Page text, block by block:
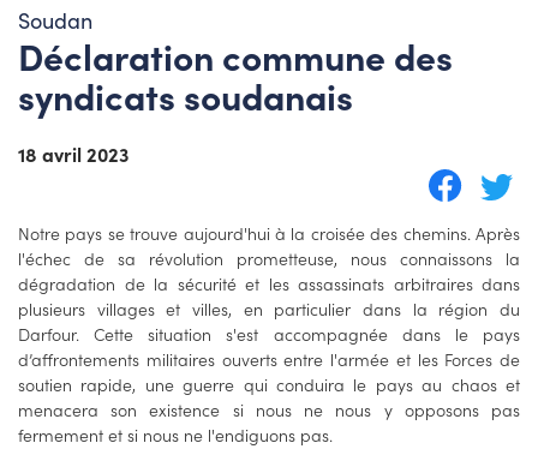
Soudan
Déclaration commune des
syndicats soudanais
18 avril 2023
Notre pays se trouve aujourd'hui à la croisée des chemins. Après
l'échec de sa révolution prometteuse, nous connaissons la
dégradation de la sécurité et les assassinats arbitraires dans
plusieurs villages et villes, en particulier dans la région du
Darfour. Cette situation s'est accompagnée dans le pays
d’affrontements militaires ouverts entre l'armée et les Forces de
soutien rapide, une guerre qui conduira le pays au chaos et
menacera son existence si nous ne nous y opposons pas
fermement et si nous ne l'endiguons pas.